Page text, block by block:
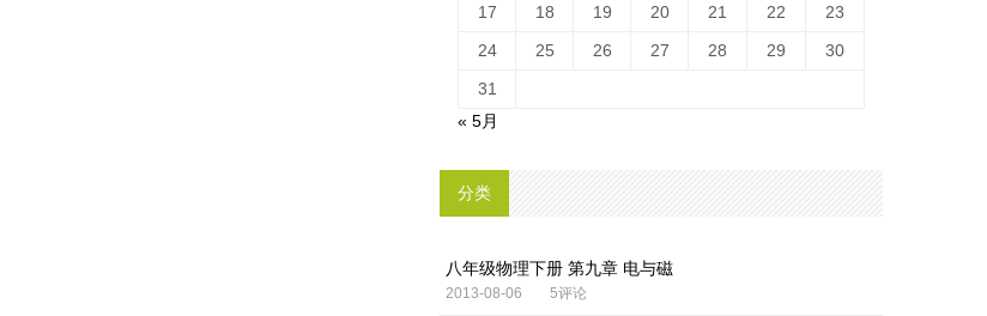
17
18 19 20 21 22
23
24
25 26 27 28 29
30
31
« 5月
分类
八年级物理下册 第九章 电与磁
2013-08-06 5评论